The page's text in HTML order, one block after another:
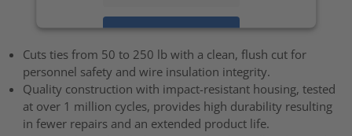
Elfogadás
powered by Usercentrics Consent Management Platform
Cuts ties from 50 to 250 lb with a clean, flush cut for
personnel safety and wire insulation integrity.
Quality construction with impact-resistant housing, tested
at over 1 million cycles, provides high durability resulting
in fewer repairs and an extended product life.